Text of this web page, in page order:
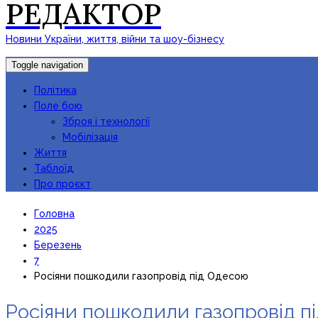
РЕДАКТОР
Новини України, життя, війни та шоу-бізнесу
Toggle navigation
Політика
Поле бою
Зброя і технології
Мобілізація
Життя
Таблоїд
Про проєкт
Головна
2025
Березень
7
Росіяни пошкодили газопровід під Одесою
Росіяни пошкодили газопровід